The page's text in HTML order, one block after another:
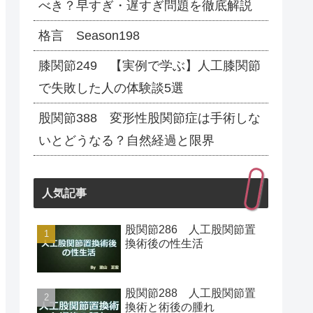
べき？早すぎ・遅すぎ問題を徹底解説
格言 Season198
膝関節249 【実例で学ぶ】人工膝関節
で失敗した人の体験談5選
股関節388 変形性股関節症は手術しな
いとどうなる？自然経過と限界
人気記事
股関節286 人工股関節置
換術後の性生活
股関節288 人工股関節置
換術と術後の腫れ